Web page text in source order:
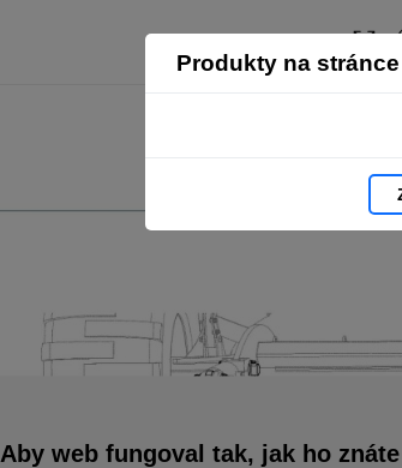
Produkty na stránce
Aby web fungoval tak, jak ho